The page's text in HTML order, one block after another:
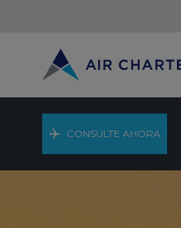
CONSULTE AHORA